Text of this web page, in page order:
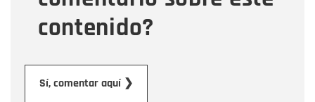
contenido?
Sí, comentar aquí ❯